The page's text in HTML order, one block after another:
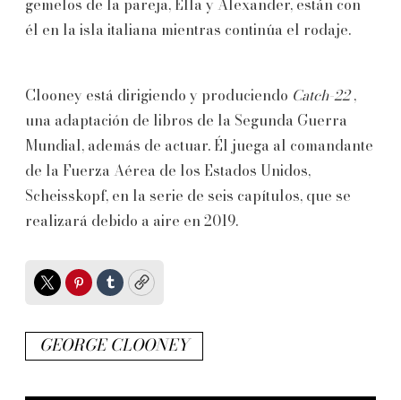
él en la isla italiana mientras continúa el rodaje.
Clooney está dirigiendo y produciendo Catch-22,
una adaptación de libros de la Segunda Guerra
Mundial, además de actuar. Él juega al comandante
de la Fuerza Aérea de los Estados Unidos,
Scheisskopf, en la serie de seis capítulos, que se
realizará debido a aire en 2019.
TwitterPinterest
TumblrCopy
GEORGE CLOONEY